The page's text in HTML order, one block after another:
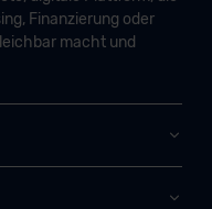
Finanzierung oder
macht und